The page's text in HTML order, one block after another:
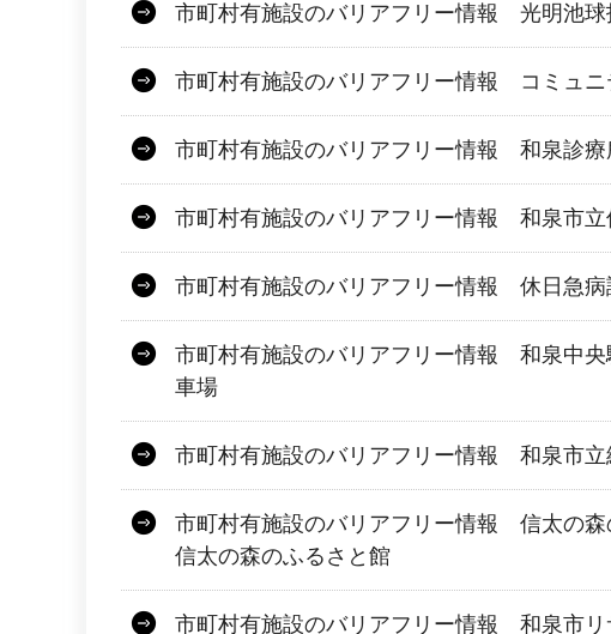
市町村有施設のバリアフリー情報 光明池球
市町村有施設のバリアフリー情報 コミュニ
市町村有施設のバリアフリー情報 和泉診療
市町村有施設のバリアフリー情報 和泉市立
市町村有施設のバリアフリー情報 休日急病
市町村有施設のバリアフリー情報 和泉中央
車場
市町村有施設のバリアフリー情報 和泉市立
市町村有施設のバリアフリー情報 信太の
信太の森のふるさと館
市町村有施設のバリアフリー情報 和泉市